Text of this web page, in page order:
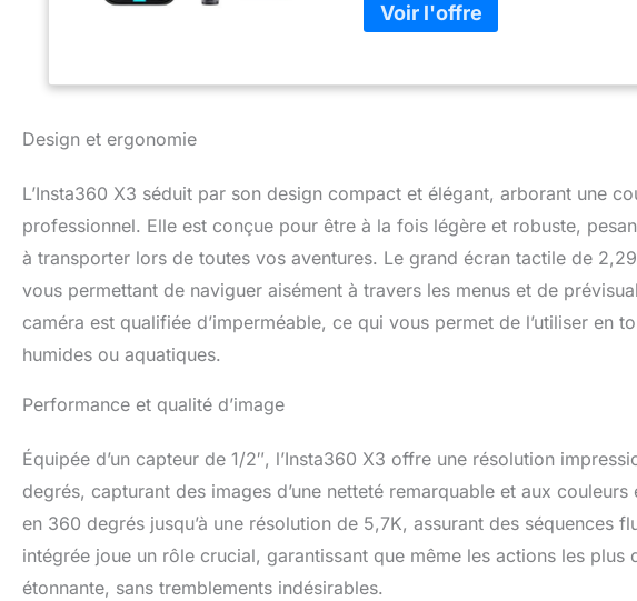
d'abord, cadrez plus tard
l'application Insta360. Pas de limite
d'action traditionnelle à une seule
fluides. Perche à selfie invisible :
disparaître totalement la perche à
Design et ergonomie
L’Insta360 X3 séduit par son design compact et élégant, arborant une
professionnel. Elle est conçue pour être à la fois légère et robuste,
à transporter lors de toutes vos aventures. Le grand écran tactile de
vous permettant de naviguer aisément à travers les menus et de
caméra est qualifiée d’imperméable, ce qui vous permet de l’utiliser en
humides ou aquatiques.
Performance et qualité d’image
Équipée d’un capteur de 1/2″, l’Insta360 X3 offre une résolution
degrés, capturant des images d’une netteté remarquable et aux
en 360 degrés jusqu’à une résolution de 5,7K, assurant des séquences
intégrée joue un rôle crucial, garantissant que même les actions les
étonnante, sans tremblements indésirables.